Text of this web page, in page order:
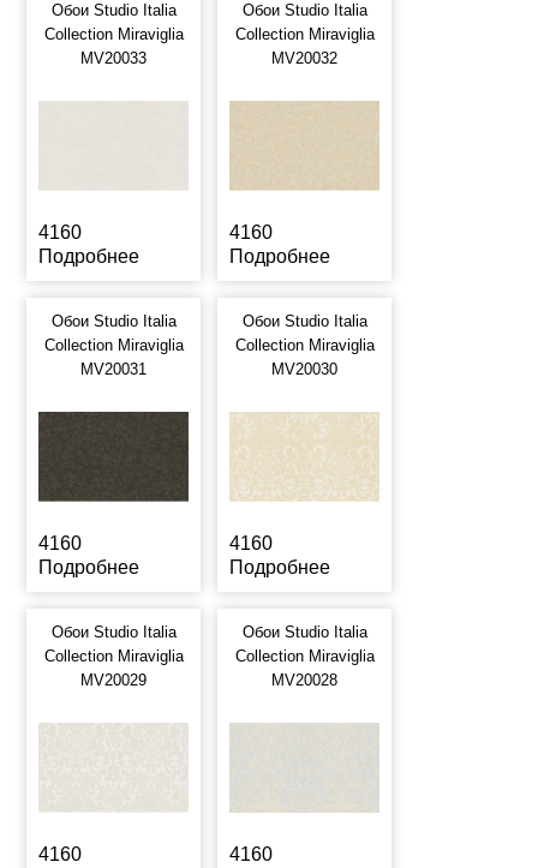
Обои Studio Italia
Collection Miraviglia
MV20033
4160
Подробнее
Обои Studio Italia
Collection Miraviglia
MV20032
4160
Подробнее
Обои Studio Italia
Collection Miraviglia
MV20031
4160
Подробнее
Обои Studio Italia
Collection Miraviglia
MV20030
4160
Подробнее
Обои Studio Italia
Collection Miraviglia
MV20029
4160
Обои Studio Italia
Collection Miraviglia
MV20028
4160